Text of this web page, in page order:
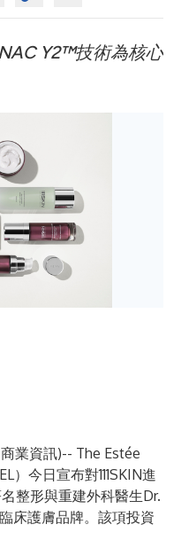
Y2™技術為核心
業資訊)-- The Estée
）今日宣布對111SKIN進
整形與重建外科醫生Dr.
床護膚品牌。該項投資